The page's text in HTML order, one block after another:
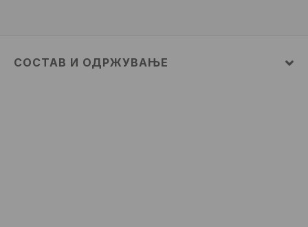
СОСТАВ И ОДРЖУВАЊЕ